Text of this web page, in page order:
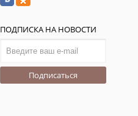
ПОДПИСКА НА НОВОСТИ
Подписаться